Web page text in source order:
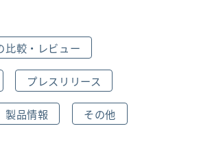
比較・レビュー
プレスリリース
製品情報 その他